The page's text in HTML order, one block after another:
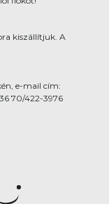
kiszállítjuk. A
e-mail cím:
70/422-3976